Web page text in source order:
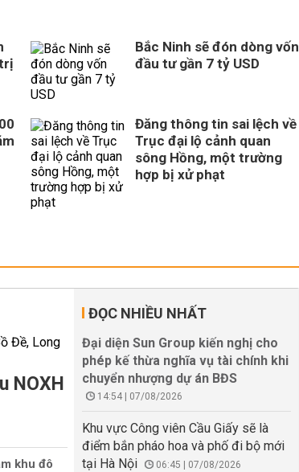
Bắc Ninh sẽ đón dòng vốn
đầu tư gần 7 tỷ USD
Đăng thông tin sai lệch về
Trục đại lộ cảnh quan
sông Hồng, một trường
hợp bị xử phạt
NOXH
khu đô
ĐỌC NHIỀU NHẤT
Đại diện Sun Group kiến nghị cho
phép kế thừa nghĩa vụ tài chính khi
chuyển nhượng dự án BĐS
14:54 | 07/08/2026
Khu vực Công viên Cầu Giấy sẽ là
điểm bắn pháo hoa và phố đi bộ mới
tại Hà Nội
06:45 | 07/08/2026